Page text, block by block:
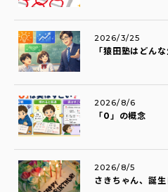
「猿田塾はどん
2026/3/25
「0」の概念
2026/8/6
さきちゃん、誕生
2026/8/5